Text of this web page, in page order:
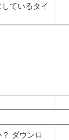
ているタイ
ダウンロ